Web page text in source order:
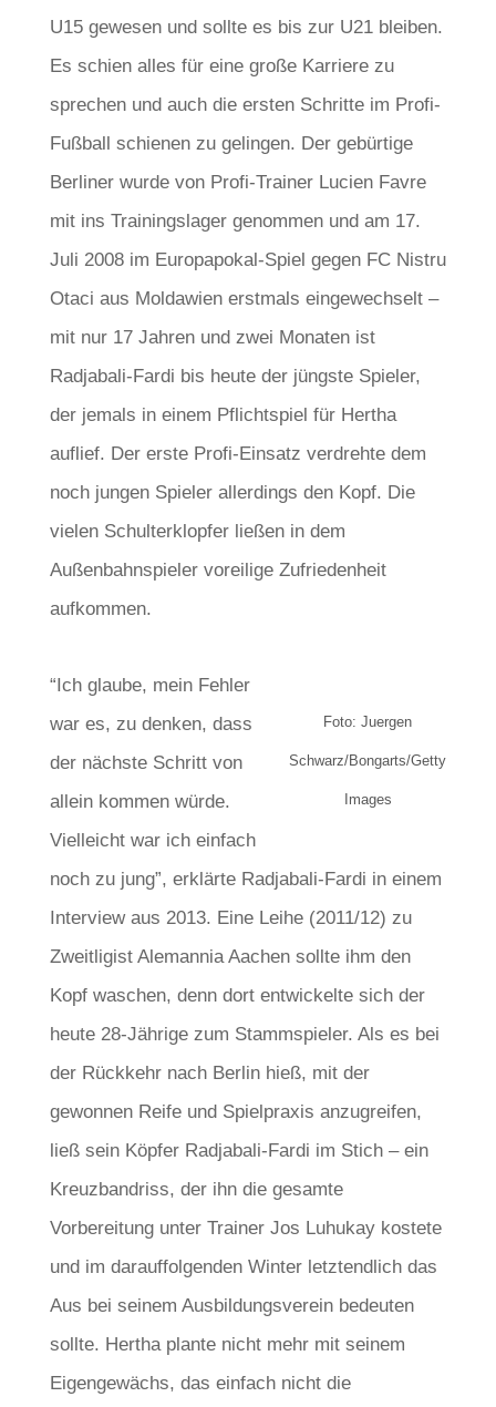
U15 gewesen und sollte es bis zur U21 bleiben.
Es schien alles für eine große Karriere zu
sprechen und auch die ersten Schritte im Profi-
Fußball schienen zu gelingen. Der gebürtige
Berliner wurde von Profi-Trainer Lucien Favre
mit ins Trainingslager genommen und am 17.
Juli 2008 im Europapokal-Spiel gegen FC Nistru
Otaci aus Moldawien erstmals eingewechselt –
mit nur 17 Jahren und zwei Monaten ist
Radjabali-Fardi bis heute der jüngste Spieler,
der jemals in einem Pflichtspiel für Hertha
auflief. Der erste Profi-Einsatz verdrehte dem
noch jungen Spieler allerdings den Kopf. Die
vielen Schulterklopfer ließen in dem
Außenbahnspieler voreilige Zufriedenheit
aufkommen.
Foto: Juergen
Schwarz/Bongarts/Getty
Images
“Ich glaube, mein Fehler
war es, zu denken, dass
der nächste Schritt von
allein kommen würde.
Vielleicht war ich einfach
noch zu jung”, erklärte Radjabali-Fardi in einem
Interview aus 2013. Eine Leihe (2011/12) zu
Zweitligist Alemannia Aachen sollte ihm den
Kopf waschen, denn dort entwickelte sich der
heute 28-Jährige zum Stammspieler. Als es bei
der Rückkehr nach Berlin hieß, mit der
gewonnen Reife und Spielpraxis anzugreifen,
ließ sein Köpfer Radjabali-Fardi im Stich – ein
Kreuzbandriss, der ihn die gesamte
Vorbereitung unter Trainer Jos Luhukay kostete
und im darauffolgenden Winter letztendlich das
Aus bei seinem Ausbildungsverein bedeuten
sollte. Hertha plante nicht mehr mit seinem
Eigengewächs, das einfach nicht die